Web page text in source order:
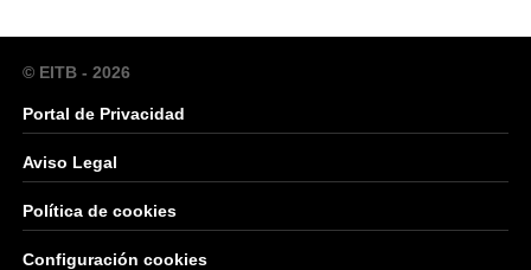
© EITB - 2026
Portal de Privacidad
Aviso Legal
Política de cookies
Configuración cookies